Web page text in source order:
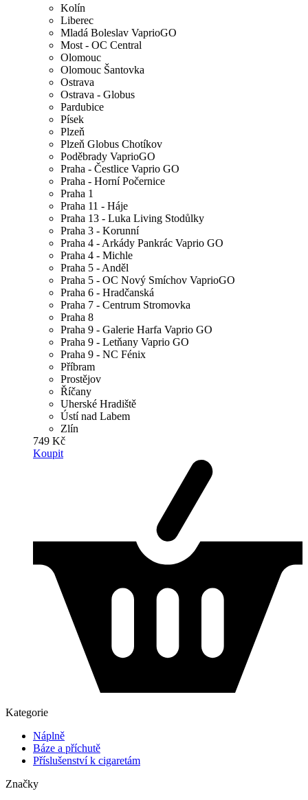
Kolín
Liberec
Mladá Boleslav VaprioGO
Most - OC Central
Olomouc
Olomouc Šantovka
Ostrava
Ostrava - Globus
Pardubice
Písek
Plzeň
Plzeň Globus Chotíkov
Poděbrady VaprioGO
Praha - Čestlice Vaprio GO
Praha - Horní Počernice
Praha 1
Praha 11 - Háje
Praha 13 - Luka Living Stodůlky
Praha 3 - Korunní
Praha 4 - Arkády Pankrác Vaprio GO
Praha 4 - Michle
Praha 5 - Anděl
Praha 5 - OC Nový Smíchov VaprioGO
Praha 6 - Hradčanská
Praha 7 - Centrum Stromovka
Praha 8
Praha 9 - Galerie Harfa Vaprio GO
Praha 9 - Letňany Vaprio GO
Praha 9 - NC Fénix
Příbram
Prostějov
Říčany
Uherské Hradiště
Ústí nad Labem
Zlín
749 Kč
Koupit
Kategorie
Náplně
Báze a příchutě
Příslušenství k cigaretám
Značky